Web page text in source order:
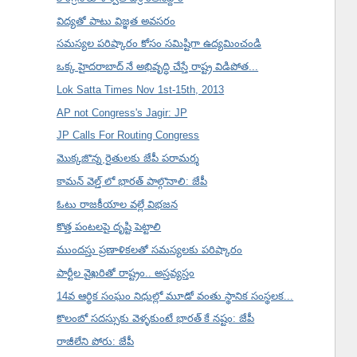
విద్యతో పాటు విజ్ఞత అవసరం
సమస్యల పరిష్కారం కోసం సమిష్టిగా ఉద్యమించండి
ఒక్క హైదరాబాద్ నే అభివృద్ధి చేస్తే రాష్ట్ర విడిపోత...
Lok Satta Times Nov 1st-15th, 2013
AP not Congress's Jagir: JP
JP Calls For Routing Congress
మొక్కజొన్న రైతులకు జేపీ పరామర్శ
కామన్ వెల్త్ లో భారత్ పాల్గొనాలి: జేపీ
ఓటు రాజకీయాల వల్లే విభజన
కొత్త పంటలపై దృష్టి పెట్టాలి
ముందస్తు ప్రణాళికలతో సమస్యలకు పరిష్కారం
పార్టీల వైఖరితో రాష్ట్రం.. అస్తవ్యస్తం
14వ ఆర్థిక సంఘం నిధుల్లో మూడో వంతు స్థానిక సంస్థలక...
కొలంబో సదస్సుకు వెళ్ళకుంటే భారత్ కే నష్టం: జేపీ
రాజీలేని పోరు: జేపీ